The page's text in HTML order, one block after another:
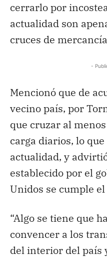
cerrarlo por
actualidad son
cruces de
-
Mencionó que de
vecino país, por
que cruzar al
carga diarios, lo
actualidad, y
establecido por el
Unidos se cumple
“Algo se tiene que
convencer a los
del interior del país